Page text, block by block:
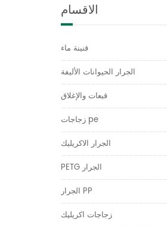
الاقسام
قنينة ماء
الجرار الحيوانات الأليفة
قبعات والإغلاق
زجاجات pe
الجرار الاكريليك
PETG الجرار
الجرار PP
زجاجات اكريليك